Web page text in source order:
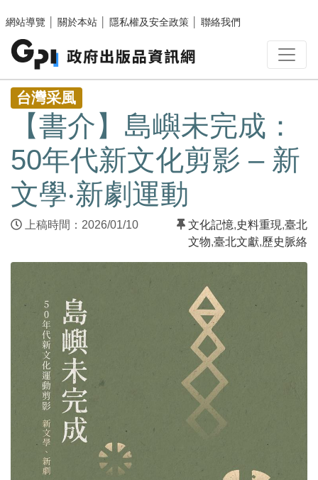
網站導覽
關於本站 隱私權及安全政策 聯絡我們
:::
台灣采風
【書介】島嶼未完成：
50年代新文化剪影 – 新
文學‧新劇運動
上稿時間：2026/01/10 文化記憶,史料重現,臺北
文物,臺北文獻,歷史脈絡